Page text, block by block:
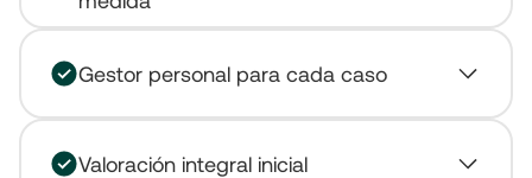
Gestor personal para cada caso
Valoración integral inicial